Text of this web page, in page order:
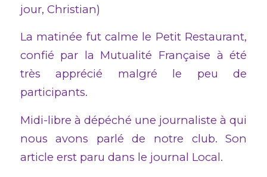
jour, Christian)
La matinée fut calme le Petit Restaurant,
confié par la Mutualité Française à été
très apprécié malgré le peu de
participants.
Midi-libre à dépéché une journaliste à qui
nous avons parlé de notre club. Son
article erst paru dans le journal Local.